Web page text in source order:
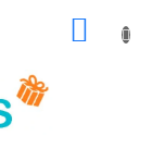
KOSÁR